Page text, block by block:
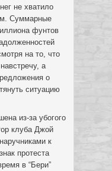
не хватило
Суммарные
фунтов
на то, что
а
о
ситуацию
из-за убогого
клуба Джой
к
протеста
в “Бери”